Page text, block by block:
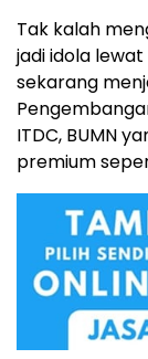
Tak kalah
jadi idola
sekarang
ITDC, BUMN
premium